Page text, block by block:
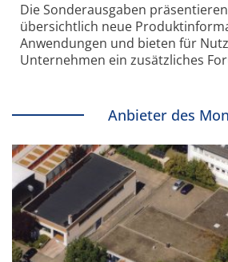
Die Sonder­ausgaben
übersichtlich neue
Anwendungen und bieten für
Unternehmen ein zusätzliches
Anbieter des